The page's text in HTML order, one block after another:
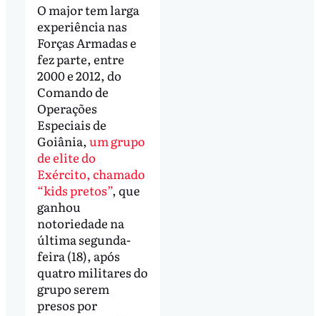
O major tem larga
experiência nas
Forças Armadas e
fez parte, entre
2000 e 2012, do
Comando de
Operações
Especiais de
Goiânia, um grupo
de elite do
Exército, chamado
“kids pretos”, que
ganhou
notoriedade na
última segunda-
feira (18), após
quatro militares do
grupo serem
presos por